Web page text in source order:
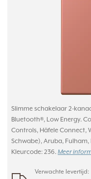
Slimme schakelaar 2-
Bluetooth®, Low Energy.
Controls, Häfele Connect,
Schwabe), Aruba,
Kleurcode: 236. Meer
Verwachte levertijd: